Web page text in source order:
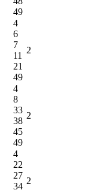
49
4
6
7
11
21
49
2
4
8
33
38
45
49
2
4
22
27
34
2